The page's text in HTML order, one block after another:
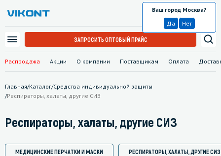
Распродажа Акции О компании Поставщикам Оплата
Москва
Ваш город Москва?
Да
Нет
ЗАПРОСИТЬ ОПТОВЫЙ ПРАЙС
Главная/Каталог/Средства индивидуальной защиты
/Респираторы, халаты, другие СИЗ
Респираторы, халаты, другие СИЗ
МЕДИЦИНСКИЕ ПЕРЧАТКИ И МАСКИ РЕСПИРАТОРЫ, ХАЛАТЫ, ДРУГИЕ СИЗ